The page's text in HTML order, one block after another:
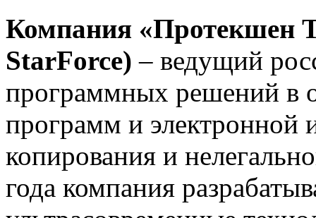
Компания «Протекшен
StarForce) – ведущий
программных решений в
программ и электронной
копирования и
года компания